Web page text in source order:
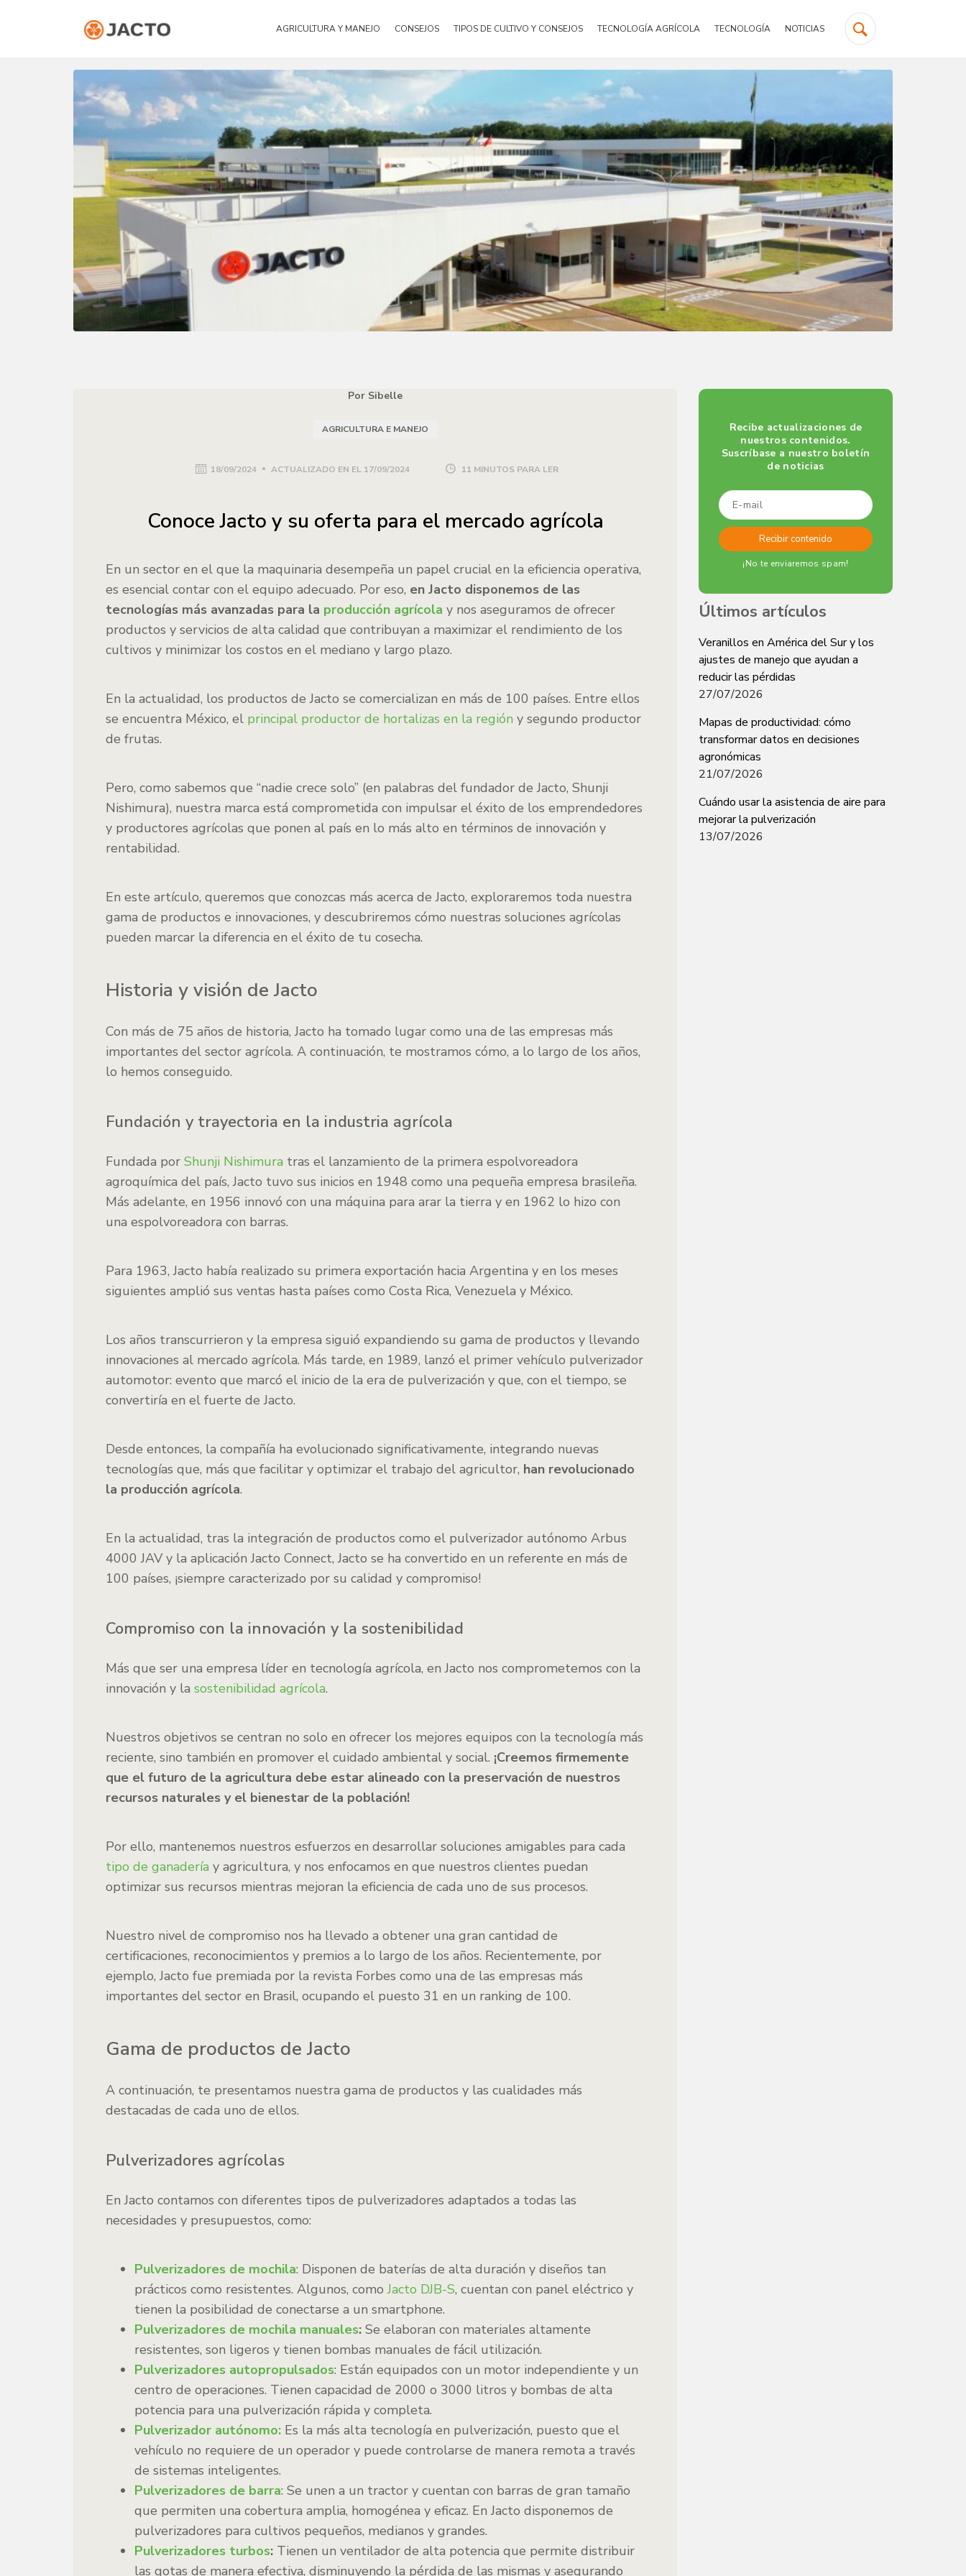
AGRICULTURA Y MANEJO CONSEJOS TIPOS DE CULTIVO Y CONSEJOS TECNOLOGÍA AGRÍCOLA TECNOLOGÍA NOTICIAS
Por Sibelle
AGRICULTURA E MANEJO
18/09/2024 ACTUALIZADO EN EL 17/09/2024 11 MINUTOS PARA LER
Conoce Jacto y su oferta para el mercado agrícola
En un sector en el que la maquinaria desempeña un papel crucial en la eficiencia operativa,
es esencial contar con el equipo adecuado. Por eso, en Jacto disponemos de las
tecnologías más avanzadas para la producción agrícola y nos aseguramos de ofrecer
productos y servicios de alta calidad que contribuyan a maximizar el rendimiento de los
cultivos y minimizar los costos en el mediano y largo plazo.
En la actualidad, los productos de Jacto se comercializan en más de 100 países. Entre ellos
se encuentra México, el principal productor de hortalizas en la región y segundo productor
de frutas.
Pero, como sabemos que “nadie crece solo” (en palabras del fundador de Jacto, Shunji
Nishimura), nuestra marca está comprometida con impulsar el éxito de los emprendedores
y productores agrícolas que ponen al país en lo más alto en términos de innovación y
rentabilidad.
En este artículo, queremos que conozcas más acerca de Jacto, exploraremos toda nuestra
gama de productos e innovaciones, y descubriremos cómo nuestras soluciones agrícolas
pueden marcar la diferencia en el éxito de tu cosecha.
Historia y visión de Jacto
Con más de 75 años de historia, Jacto ha tomado lugar como una de las empresas más
importantes del sector agrícola. A continuación, te mostramos cómo, a lo largo de los años,
lo hemos conseguido.
Fundación y trayectoria en la industria agrícola
Fundada por Shunji Nishimura tras el lanzamiento de la primera espolvoreadora
agroquímica del país, Jacto tuvo sus inicios en 1948 como una pequeña empresa brasileña.
Más adelante, en 1956 innovó con una máquina para arar la tierra y en 1962 lo hizo con
una espolvoreadora con barras.
Para 1963, Jacto había realizado su primera exportación hacia Argentina y en los meses
siguientes amplió sus ventas hasta países como Costa Rica, Venezuela y México.
Los años transcurrieron y la empresa siguió expandiendo su gama de productos y llevando
innovaciones al mercado agrícola. Más tarde, en 1989, lanzó el primer vehículo pulverizador
automotor: evento que marcó el inicio de la era de pulverización y que, con el tiempo, se
convertiría en el fuerte de Jacto.
Desde entonces, la compañía ha evolucionado significativamente, integrando nuevas
tecnologías que, más que facilitar y optimizar el trabajo del agricultor, han revolucionado
la producción agrícola.
En la actualidad, tras la integración de productos como el pulverizador autónomo Arbus
4000 JAV y la aplicación Jacto Connect, Jacto se ha convertido en un referente en más de
100 países, ¡siempre caracterizado por su calidad y compromiso!
Compromiso con la innovación y la sostenibilidad
Más que ser una empresa líder en tecnología agrícola, en Jacto nos comprometemos con la
innovación y la sostenibilidad agrícola.
Nuestros objetivos se centran no solo en ofrecer los mejores equipos con la tecnología más
reciente, sino también en promover el cuidado ambiental y social. ¡Creemos firmemente
que el futuro de la agricultura debe estar alineado con la preservación de nuestros
recursos naturales y el bienestar de la población!
Por ello, mantenemos nuestros esfuerzos en desarrollar soluciones amigables para cada
tipo de ganadería y agricultura, y nos enfocamos en que nuestros clientes puedan
optimizar sus recursos mientras mejoran la eficiencia de cada uno de sus procesos.
Nuestro nivel de compromiso nos ha llevado a obtener una gran cantidad de
certificaciones, reconocimientos y premios a lo largo de los años. Recientemente, por
ejemplo, Jacto fue premiada por la revista Forbes como una de las empresas más
importantes del sector en Brasil, ocupando el puesto 31 en un ranking de 100.
Gama de productos de Jacto
A continuación, te presentamos nuestra gama de productos y las cualidades más
destacadas de cada uno de ellos.
Pulverizadores agrícolas
En Jacto contamos con diferentes tipos de pulverizadores adaptados a todas las
necesidades y presupuestos, como:
Pulverizadores de mochila: Disponen de baterías de alta duración y diseños tan
prácticos como resistentes. Algunos, comoJacto DJB-S, cuentan con panel eléctrico y
tienen la posibilidad de conectarse a un smartphone.
Pulverizadores de mochila manuales: Se elaboran con materiales altamente
resistentes, son ligeros y tienen bombas manuales de fácil utilización.
Pulverizadores autopropulsados: Están equipados con un motor independiente y un
centro de operaciones. Tienen capacidad de 2000 o 3000 litros y bombas de alta
potencia para una pulverización rápida y completa.
Pulverizador autónomo: Es la más alta tecnología en pulverización, puesto que el
vehículo no requiere de un operador y puede controlarse de manera remota a través
de sistemas inteligentes.
Pulverizadores de barra: Se unen a un tractor y cuentan con barras de gran tamaño
que permiten una cobertura amplia, homogénea y eficaz. En Jacto disponemos de
pulverizadores para cultivos pequeños, medianos y grandes.
Pulverizadores turbos: Tienen un ventilador de alta potencia que permite distribuir
las gotas de manera efectiva, disminuyendo la pérdida de las mismas y asegurando
Recibe actualizaciones de
nuestros contenidos.
Suscríbase a nuestro boletín
de noticias
¡No te enviaremos spam!
Últimos artículos
Veranillos en América del Sur y los
ajustes de manejo que ayudan a
reducir las pérdidas
27/07/2026
Mapas de productividad: cómo
transformar datos en decisiones
agronómicas
21/07/2026
Cuándo usar la asistencia de aire para
mejorar la pulverización
13/07/2026